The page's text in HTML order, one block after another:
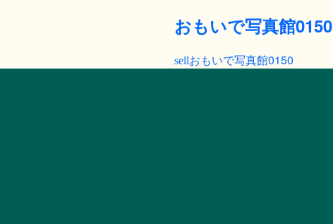
おもいで写真館0150
おもいで写真館0150